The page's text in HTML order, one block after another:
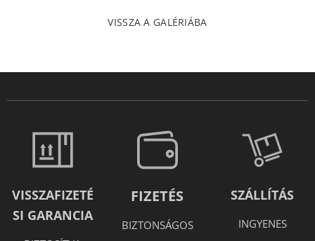
VISSZA A GALÉRIÁBA
VISSZAFIZETÉ
SI GARANCIA
FIZETÉS
BIZTONSÁGOS
SZÁLLÍTÁS
INGYENES